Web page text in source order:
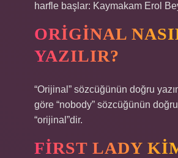
harfle başlar: Kaymakam Erol
ORIGINAL
YAZILIR?
“Orijinal” sözcüğünün doğru
göre “nobody” sözcüğünün doğru
“orijinal”dir.
FIRST LADY